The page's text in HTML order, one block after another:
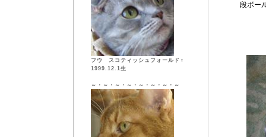
フウ スコティッシュフォールド♀
1999.12.1生
～・～・～・～・～・～・～・～
段ボー